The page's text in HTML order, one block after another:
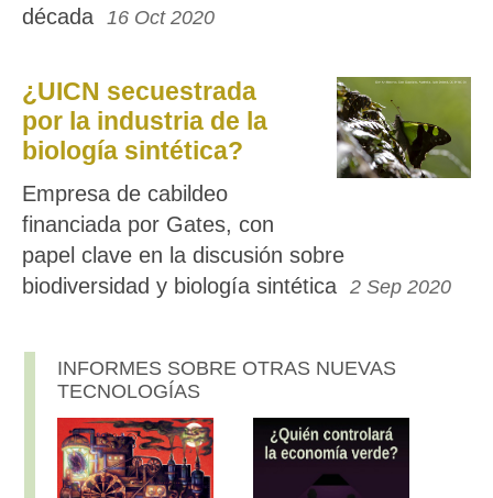
década 16 Oct 2020
¿UICN secuestrada
por la industria de la
biología sintética?
Empresa de cabildeo
financiada por Gates, con
papel clave en la discusión sobre
biodiversidad y biología sintética 2 Sep 2020
INFORMES SOBRE OTRAS NUEVAS
TECNOLOGÍAS